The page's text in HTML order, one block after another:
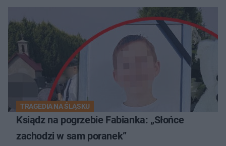
TRAGEDIA NA ŚLĄSKU
Ksiądz na pogrzebie Fabianka: „Słońce
zachodzi w sam poranek”